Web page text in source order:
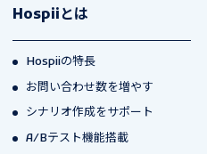
Hospiiとは
Hospiiの特長
お問い合わせ数を増やす
シナリオ作成をサポート
A/Bテスト機能搭載